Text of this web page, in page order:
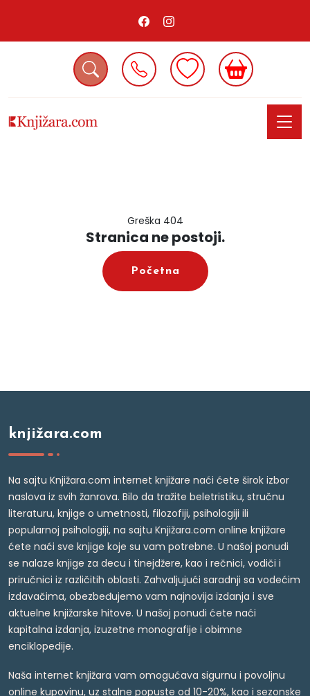
Greška 404
Stranica ne postoji.
Početna
knjižara.com
Na sajtu Knjižara.com internet knjižare naći ćete širok izbor
naslova iz svih žanrova. Bilo da tražite beletristiku, stručnu
literaturu, knjige o umetnosti, filozofiji, psihologiji ili
popularnoj psihologiji, na sajtu Knjižara.com online knjižare
ćete naći sve knjige koje su vam potrebne. U našoj ponudi
se nalaze knjige za decu i tinejdžere, kao i rečnici, vodiči i
priručnici iz različitih oblasti. Zahvaljujući saradnji sa vodećim
izdavačima, obezbeđujemo vam najnovija izdanja i sve
aktuelne knjižarske hitove. U našoj ponudi ćete naći
kapitalna izdanja, izuzetne monografije i obimne
enciklopedije.
Naša internet knjižara vam omogućava sigurnu i povoljnu
online kupovinu, uz stalne popuste od 10-20%, kao i sezonske